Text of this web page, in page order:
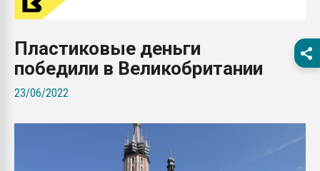
28.07.2026
Пластиковые деньги
победили в Великобритании
23/06/2022